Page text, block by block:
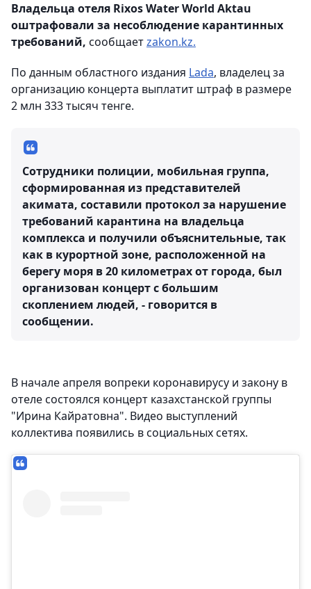
Владельца отеля Rixos Water World Aktau
оштрафовали за несоблюдение карантинных
требований, сообщаетzakon.kz.
По данным областного издания Lada, владелец за
организацию концерта выплатит штраф в размере
2 млн 333 тысяч тенге.
Сотрудники полиции, мобильная группа,
сформированная из представителей
акимата, составили протокол за нарушение
требований карантина на владельца
комплекса и получили объяснительные, так
как в курортной зоне, расположенной на
берегу моря в 20 километрах от города, был
организован концерт с большим
скоплением людей, - говорится в
сообщении.
В начале апреля вопреки коронавирусу и закону в
отеле состоялся концерт казахстанской группы
"Ирина Кайратовна". Видео выступлений
коллектива появились в социальных сетях.